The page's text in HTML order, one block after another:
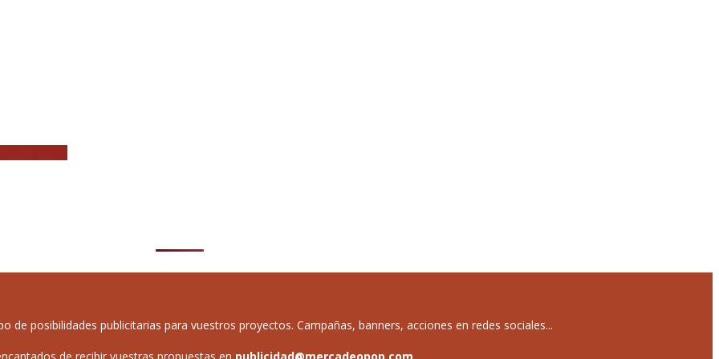
de posibilidades publicitarias para vuestros proyectos. Campañas, banners, acciones en redes sociales...